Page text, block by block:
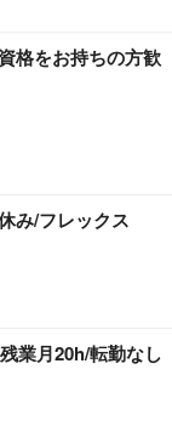
格をお持ちの方歓
み/フレックス
業月20h/転勤なし